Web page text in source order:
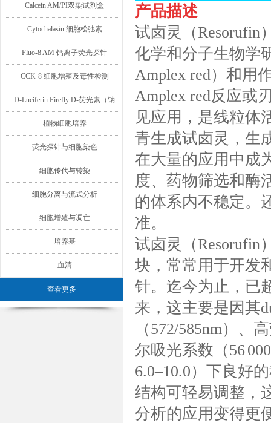
盒
Calcein AM/PI双染试剂盒
Cytochalasin 细胞松弛素
Fluo-8 AM 钙离子荧光探针
CCK-8 细胞增殖及毒性检测
D-Luciferin Firefly D-荧光素（钠
盐/钾盐/游离酸）
植物细胞培养
荧光探针与细胞染色
细胞传代与转染
细胞分离与流式分析
细胞增殖与凋亡
培养基
血清
查看更多
产品描述
试卤灵（Resorufin
化学和分子生物学
Amplex red）和用
Amplex red反应或
见应用，是线粒体
青生成试卤灵，生
在大量的应用中成
度、药物筛选和酶
的体系内不稳定。
准。
试卤灵（Resorufin
块，常常用于开发
针。迄今为止，已
来，这主要是因其
（572/585nm）、
尔吸光系数（56
6.0–10.0）下良好
结构可轻易调整，
分析的应用变得更